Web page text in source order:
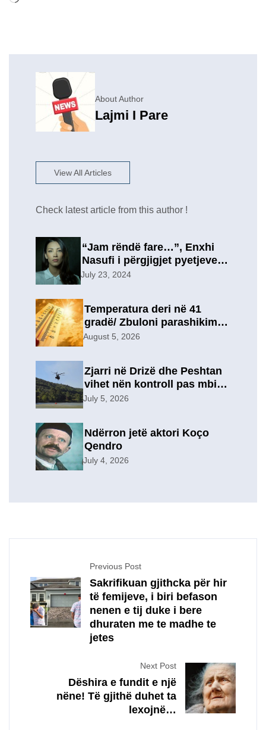
About Author
Lajmi I Pare
View All Articles
Check latest article from this author !
“Jam rëndë fare…”, Enxhi
Nasufi i përgjigjet pyetjeve
për ish-in, pas përfundimit të
një lidhje të re?
July 23, 2024
Temperatura deri në 41
gradë/ Zbuloni parashikimin
e motit, për sot
August 5, 2026
Zjarri në Drizë dhe Peshtan
vihet nën kontroll pas mbi 9
orësh operacion, u
July 5, 2026
Ndërron jetë aktori Koço
Qendro
July 4, 2026
Previous Post
Sakrifikuan gjithcka për hir
të femijeve, i biri befason
nenen e tij duke i bere
dhuraten me te madhe te
jetes
Next Post
Dëshira e fundit e një
nëne! Të gjithë duhet ta
lexojnë…